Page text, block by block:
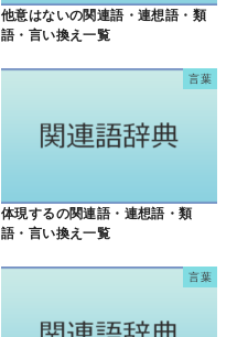
他意はないの関連語・連想語・類
語・言い換え一覧
言葉
体現するの関連語・連想語・類
語・言い換え一覧
言葉